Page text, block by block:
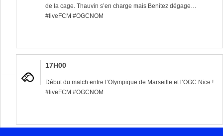
de la cage. Thauvin s’en charge mais Benitez dégage…
#liveFCM #OGCNOM
17H00
Début du match entre l’Olympique de Marseille et l’OGC Nice !
#liveFCM #OGCNOM